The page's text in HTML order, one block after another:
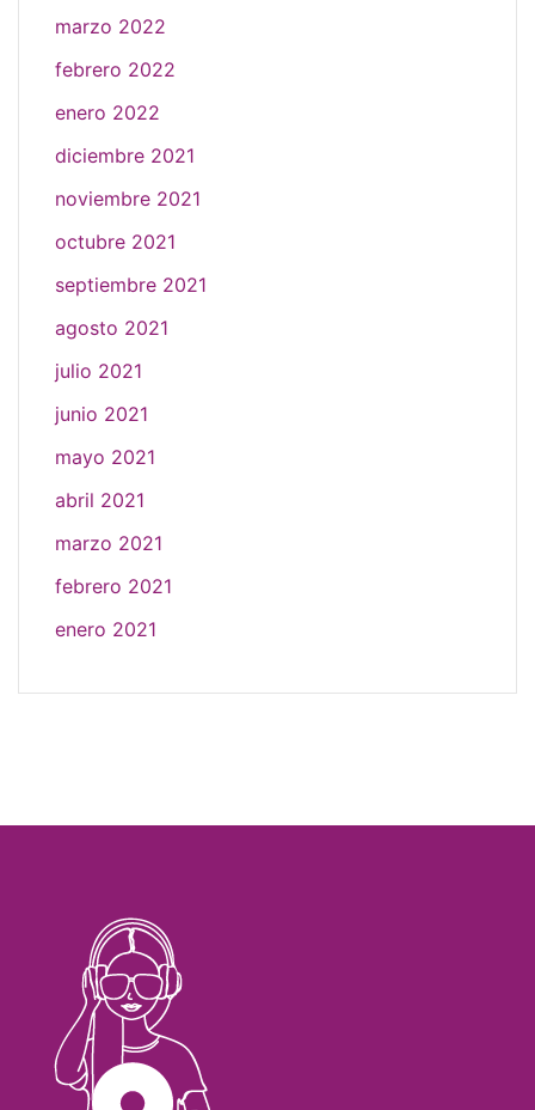
marzo 2022
febrero 2022
enero 2022
diciembre 2021
noviembre 2021
octubre 2021
septiembre 2021
agosto 2021
julio 2021
junio 2021
mayo 2021
abril 2021
marzo 2021
febrero 2021
enero 2021